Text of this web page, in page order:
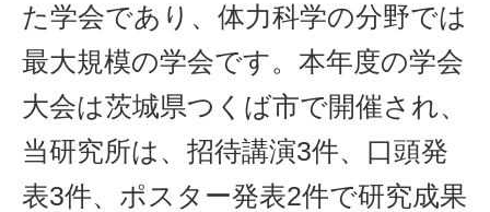
た学会であり、体力科学の分野では
最大規模の学会です。本年度の学会
大会は茨城県つくば市で開催され、
当研究所は、招待講演3件、口頭発
表3件、ポスター発表2件で研究成果